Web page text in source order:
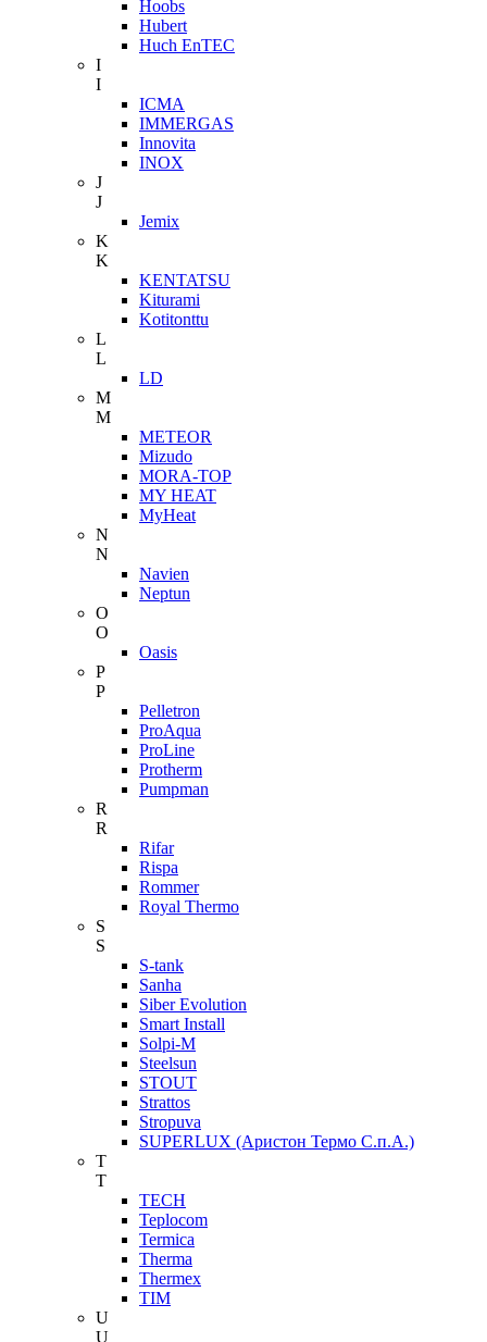
Hoobs
Hubert
Huch EnTEC
I
I
ICMA
IMMERGAS
Innovita
INOX
J
J
Jemix
K
K
KENTATSU
Kiturami
Kotitonttu
L
L
LD
M
M
METEOR
Mizudo
MORA-TOP
MY HEAT
MyHeat
N
N
Navien
Neptun
O
O
Oasis
P
P
Pelletron
ProAqua
ProLine
Protherm
Pumpman
R
R
Rifar
Rispa
Rommer
Royal Thermo
S
S
S-tank
Sanha
Siber Evolution
Smart Install
Solpi-M
Steelsun
STOUT
Strattos
Stropuva
SUPERLUX (Аристон Термо С.п.А.)
T
T
TECH
Teplocom
Termica
Therma
Thermex
TIM
U
U